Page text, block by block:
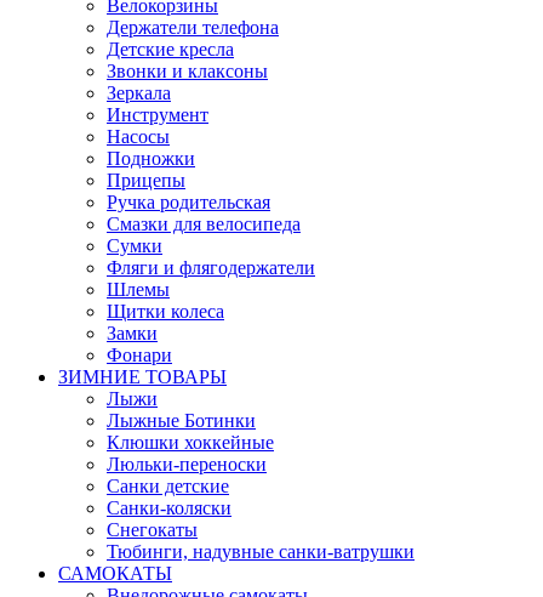
Велокорзины
Держатели телефона
Детские кресла
Звонки и клаксоны
Зеркала
Инструмент
Насосы
Подножки
Прицепы
Ручка родительская
Смазки для велосипеда
Сумки
Фляги и флягодержатели
Шлемы
Щитки колеса
Замки
Фонари
ЗИМНИЕ ТОВАРЫ
Лыжи
Лыжные Ботинки
Клюшки хоккейные
Люльки-переноски
Санки детские
Санки-коляски
Снегокаты
Тюбинги, надувные санки-ватрушки
САМОКАТЫ